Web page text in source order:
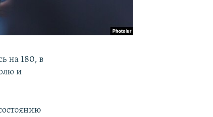
на 180, в
и